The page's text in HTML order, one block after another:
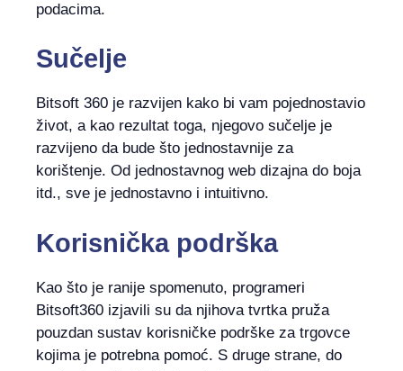
podacima.
Sučelje
Bitsoft 360 je razvijen kako bi vam pojednostavio
život, a kao rezultat toga, njegovo sučelje je
razvijeno da bude što jednostavnije za
korištenje. Od jednostavnog web dizajna do boja
itd., sve je jednostavno i intuitivno.
Korisnička podrška
Kao što je ranije spomenuto, programeri
Bitsoft360 izjavili su da njihova tvrtka pruža
pouzdan sustav korisničke podrške za trgovce
kojima je potrebna pomoć. S druge strane, do